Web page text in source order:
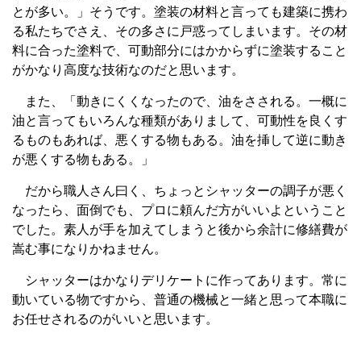
とが多い。」そうです。塗装の材料と言っても建築に携わ
る私たちでさえ、その多さに戸惑ってしまいます。その材
料に合った塗料で、可動部分にはかからずに塗装すること
がかなり高度な技術なのだと思います。
また、「動きにくくなったので、油をさされる。一概に
油と言ってもいろんな種類がありまして、可動性を良くす
るものもあれば、悪くする物もある。油を挿して逆に動き
が悪くする物もある。」
だから職人さん曰く、ちょっとシャッターの調子が悪く
なったら、面倒でも、プロに頼んだ方がいいよということ
でした。素人が手を加えてしまうと後から余計に修繕費が
嵩む事になりかねません。
シャッターはかなりデリケートに作ってあります。常に
動いている物ですから、普通の機械と一緒と思って本職に
お任せされるのがいいと思います。